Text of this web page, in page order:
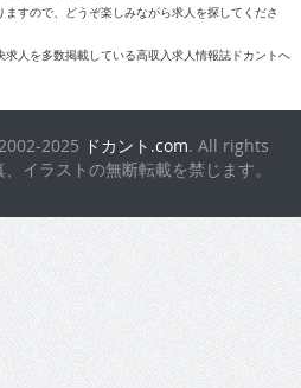
すので、どうぞ楽しみながら求人を探してくださ
人を多数掲載している高収入求人情報誌ドカントへ
2025 ドカント.com. All rights
イラストの無断転載を禁じます。